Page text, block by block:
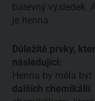
barevný výsledek.
je henna.
Důležité prvky,
následující:
Henna by měla být
dalších chemikálií